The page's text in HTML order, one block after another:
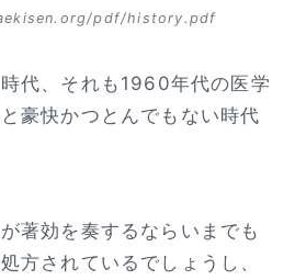
pdf/history.pdf
代、それも1960年代の医学
豪快かつとんでもない時代
著効を奏するならいまでも
方されているでしょうし、